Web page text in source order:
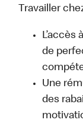
Travailler
de
Une
des